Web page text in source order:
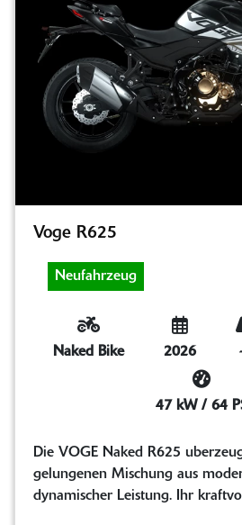
Voge R625
Neufahrzeug
Naked Bike 2026
47 kW / 64
Die VOGE Naked R625
gelungenen Mischung aus
dynamischer Leistung. Ihr